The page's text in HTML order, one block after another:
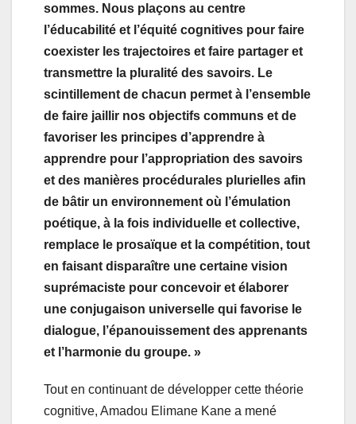
sommes. Nous plaçons au centre
l’éducabilité et l’équité cognitives pour faire
coexister les trajectoires et faire partager et
transmettre la pluralité des savoirs. Le
scintillement de chacun permet à l’ensemble
de faire jaillir nos objectifs communs et de
favoriser les principes d’apprendre à
apprendre pour l’appropriation des savoirs
et des manières procédurales plurielles afin
de bâtir un environnement où l’émulation
poétique, à la fois individuelle et collective,
remplace le prosaïque et la compétition, tout
en faisant disparaître une certaine vision
suprémaciste pour concevoir et élaborer
une conjugaison universelle qui favorise le
dialogue, l’épanouissement des apprenants
et l’harmonie du groupe. »
Tout en continuant de développer cette théorie
cognitive, Amadou Elimane Kane a mené